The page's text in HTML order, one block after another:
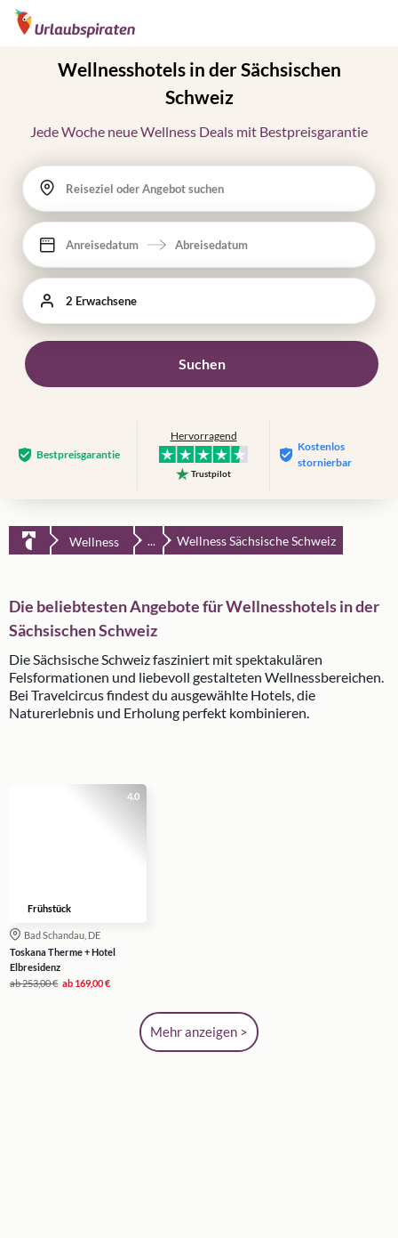
Wellnesshotels in der Sächsischen
Schweiz
Jede Woche neue Wellness Deals mit Bestpreisgarantie
Reiseziel oder Angebot suchen
Anreisedatum Abreisedatum
2 Erwachsene
Suchen
Bestpreis­garantie
Hervorragend
Trustpilot
Kostenlos
stornierbar
Wellness ... Wellness Sächsische Schweiz
Die beliebtesten Angebote für Wellnesshotels in der
Sächsischen Schweiz
Die Sächsische Schweiz fasziniert mit spektakulären
Felsformationen und liebevoll gestalteten Wellnessbereichen.
Bei Travelcircus findest du ausgewählte Hotels, die
Naturerlebnis und Erholung perfekt kombinieren.
4.0
Frühstück
Bad Schandau, DE
Toskana Therme + Hotel
Elbresidenz
ab253,00 € ab 169,00 €
Mehr anzeigen >